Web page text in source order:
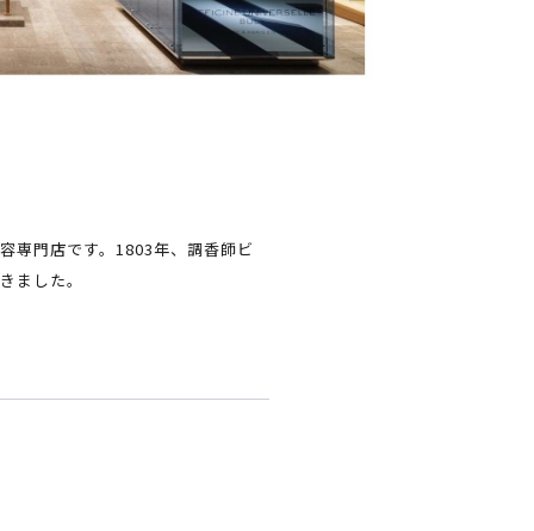
専門店です。1803年、調香師ビ
ました。